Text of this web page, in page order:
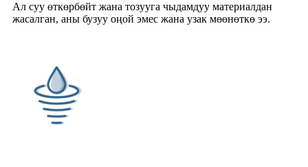
Ал суу өткөрбөйт жана тозууга чыдамдуу материалдан
жасалган, аны бузуу оңой эмес жана узак мөөнөткө ээ.